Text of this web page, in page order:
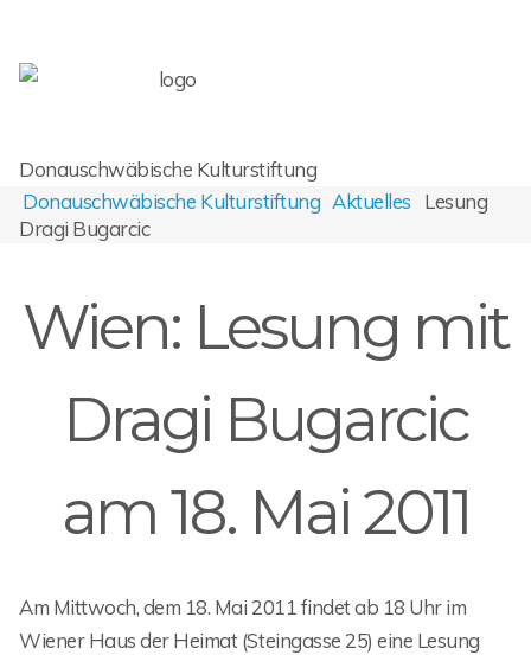
Donauschwäbische Kulturstiftung
Donauschwäbische Kulturstiftung Aktuelles
Lesung
Dragi Bugarcic
Wien: Lesung mit
Dragi Bugarcic
am 18. Mai 2011
Am Mittwoch, dem 18. Mai 2011 findet ab 18 Uhr im
Wiener Haus der Heimat (Steingasse 25) eine Lesung